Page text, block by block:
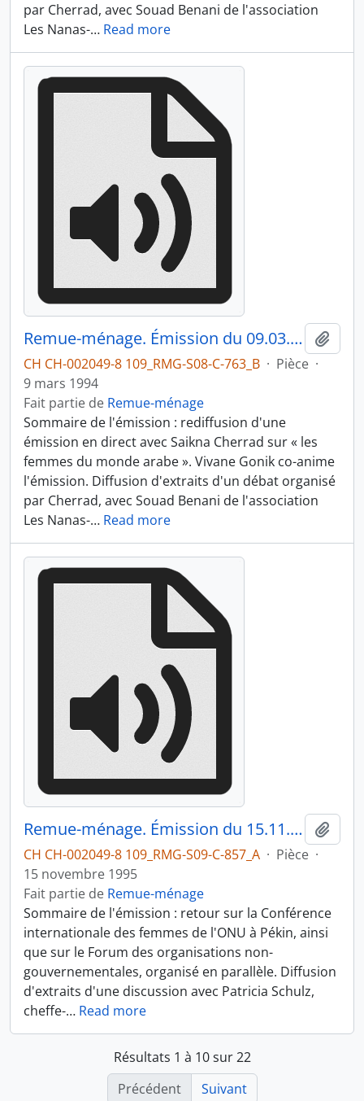
par Cherrad, avec Souad Benani de l'association
Les Nanas-… Read more
Remue-ménage. Émission du 09.03.1994 2/3
CH CH-002049-8 109_RMG-S08-C-763_B · Pièce ·
9 mars 1994
Fait partie de Remue-ménage
Sommaire de l'émission : rediffusion d'une
émission en direct avec Saikna Cherrad sur « les
femmes du monde arabe ». Vivane Gonik co-anime
l'émission. Diffusion d'extraits d'un débat organisé
par Cherrad, avec Souad Benani de l'association
Les Nanas-… Read more
Remue-ménage. Émission du 15.11.1995 1/3
CH CH-002049-8 109_RMG-S09-C-857_A · Pièce ·
15 novembre 1995
Fait partie de Remue-ménage
Sommaire de l'émission : retour sur la Conférence
internationale des femmes de l'ONU à Pékin, ainsi
que sur le Forum des organisations non-
gouvernementales, organisé en parallèle. Diffusion
d'extraits d'une discussion avec Patricia Schulz,
cheffe-… Read more
Résultats 1 à 10 sur 22
Précédent
Suivant